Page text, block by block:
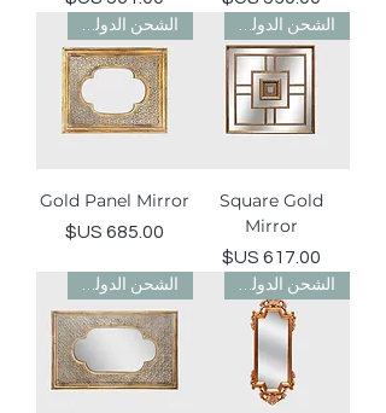
الشحن الدولي مجاني
Square Gold
Mirror
السعر
الشحن الدولي مجاني
Gold Panel Mirror
السعر
الشحن الدولي مجاني الشحن الدولي مجاني